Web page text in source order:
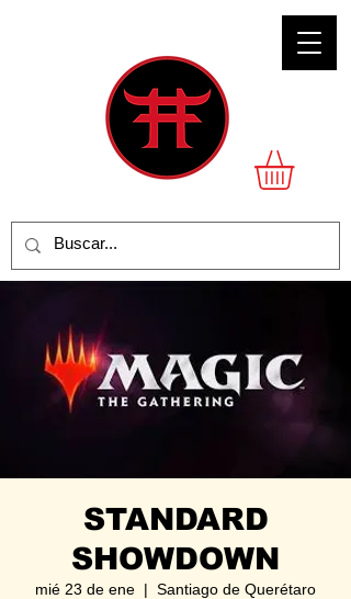
STANDARD
SHOWDOWN
mié 23 de ene
  |
Santiago de Querétaro